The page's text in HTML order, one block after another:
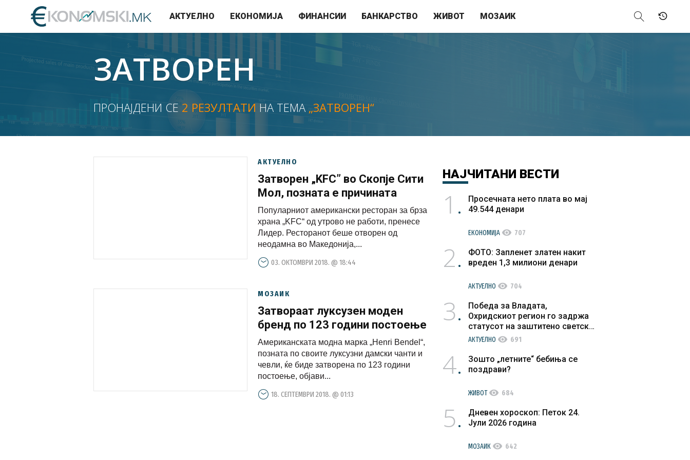
АКТУЕЛНО ЕКОНОМИЈА ФИНАНСИИ БАНКАРСТВО ЖИВОТ МОЗАИК
ЗАТВОРЕН
ПРОНАЈДЕНИ СЕ2 РЕЗУЛТАТИНА ТЕМА „ЗАТВОРЕН“
АКТУЕЛНО
Затворен „KFC” во Скопје Сити
Мол, позната е причината
Популарниот американски ресторан за брза
храна „KFC“ од утрово не работи, пренесе
Лидер. Ресторанот беше отворен од
неодамна во Македонија,...
03. ОКТОМВРИ 2018. @ 18:44
МОЗАИК
Затвораат луксузен моден
бренд по 123 години постоење
Американската модна марка „Henri Bendel“,
позната по своите луксузни дамски чанти и
чевли, ќе биде затворена по 123 години
постоење, објави...
18. СЕПТЕМВРИ 2018. @ 01:13
НАЈЧИТАНИ ВЕСТИ
1
Просечната нето плата во мај
49.544 денари
ЕКОНОМИЈА visibility 707
2
ФОТО: Запленет златен накит
вреден 1,3 милиони денари
АКТУЕЛНО visibility 704
3
Победа за Владата,
Охридскиот регион го задржа
статусот на заштитено светско
културно наследство
АКТУЕЛНО visibility 691
4
Зошто „летните“ бебиња се
поздрави?
ЖИВОТvisibility 684
5
Дневен хороскоп: Петок 24.
Јули 2026 година
МОЗАИК visibility 642